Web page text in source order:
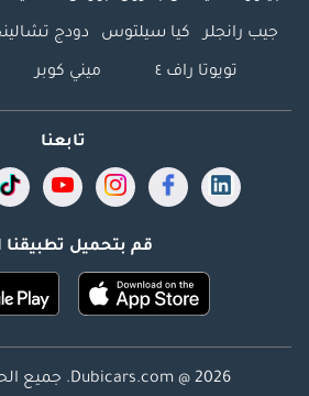
جيب رانجلر كيا سيلتوس دودج
تويوتا راف ٤ ميني كوبر
تابعنا
قم بتحميل تطبيقنا
Dubicars.com @ 2026. جميع الحقوق محفوظة.